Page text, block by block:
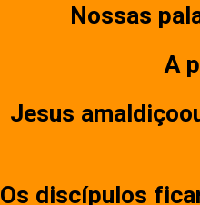
Nossas
A
Jesus
Os discípulos